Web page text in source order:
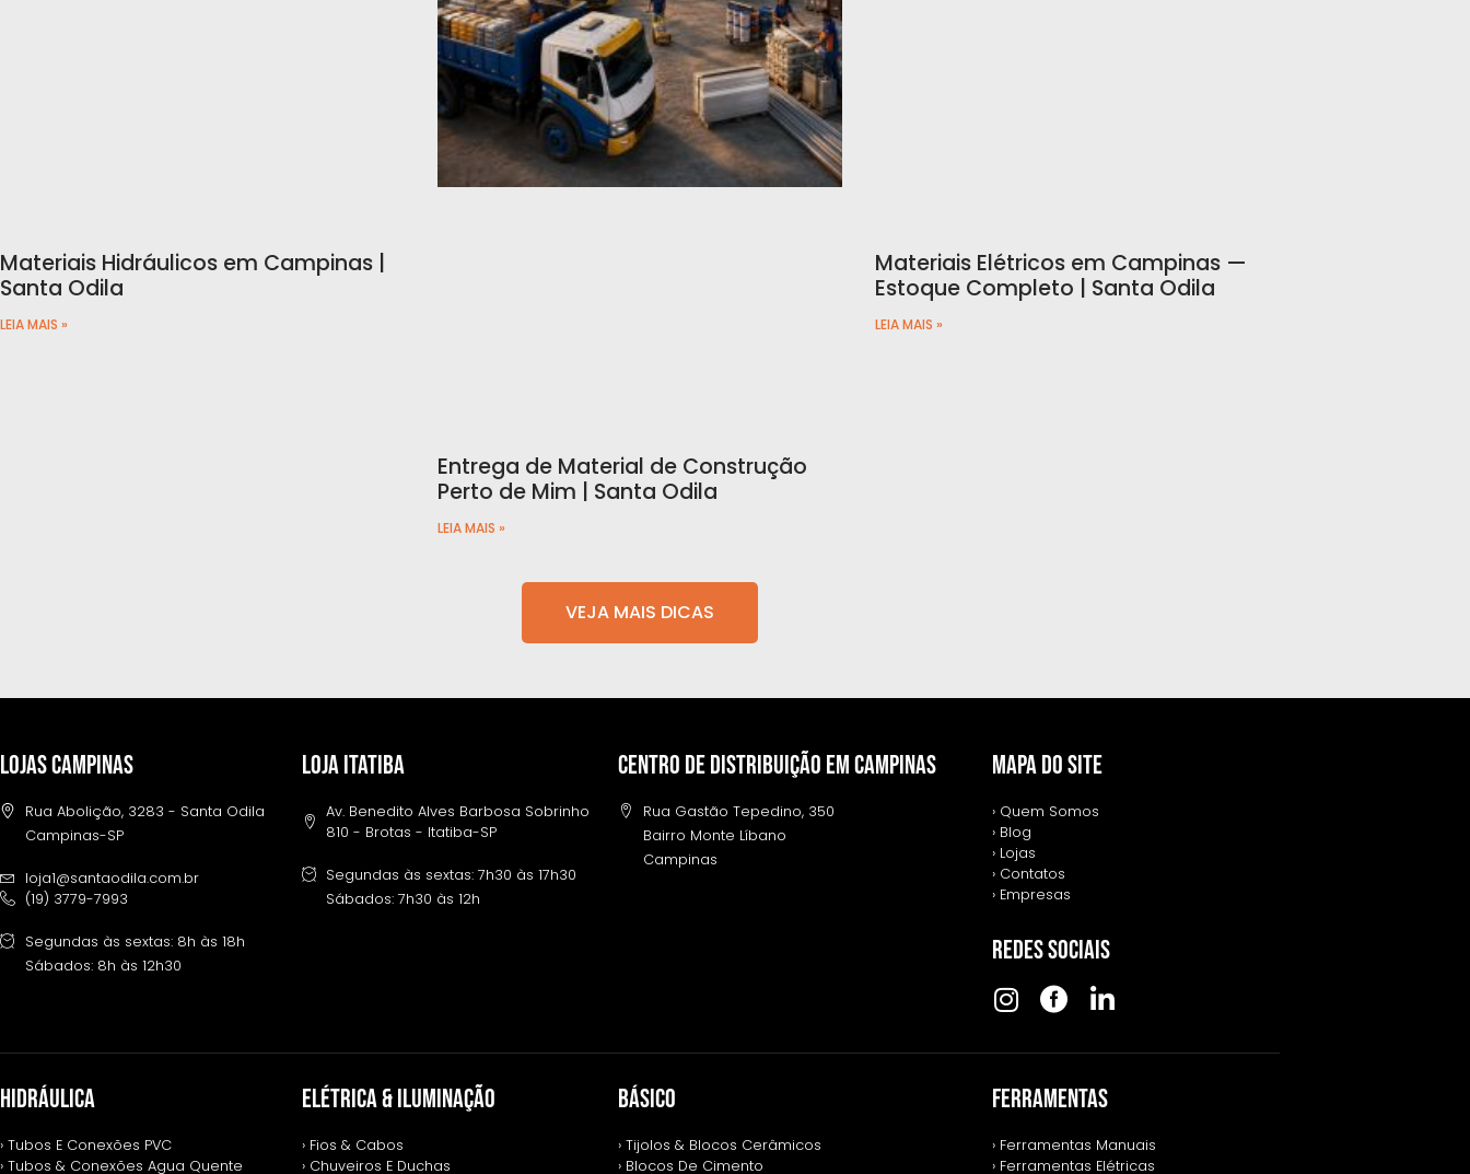
Materiais Hidráulicos em Campinas |
Santa Odila
LEIA MAIS »
Entrega de Material de Construção
Perto de Mim | Santa Odila
LEIA MAIS »
Materiais Elétricos em Campinas —
Estoque Completo | Santa Odila
LEIA MAIS »
VEJA MAIS DICAS
LOJAS CAMPINAS
Rua Abolição, 3283 - Santa Odila
Campinas-SP
loja1@santaodila.com.br
(19) 3779-7993
Segundas às sextas: 8h às 18h
Sábados: 8h às 12h30
LOJA ITATIBA
Av. Benedito Alves Barbosa Sobrinho
810 - Brotas - Itatiba-SP
Segundas às sextas: 7h30 às 17h30
Sábados: 7h30 às 12h
Centro de distribuição em campinas
Rua Gastão Tepedino, 350
Bairro Monte Líbano
Campinas
MAPA DO SITE
› Quem Somos
› Blog
› Lojas
› Contatos
› Empresas
REDES SOCIAIS
HIDRÁULICA
› Tubos E Conexões PVC
› Tubos & Conexões Agua Quente
ELÉTRICA & ILUMINAÇÃO
› Fios & Cabos
› Chuveiros E Duchas
BÁSICO
› Tijolos & Blocos Cerâmicos
› Blocos De Cimento
FERRAMENTAS
› Ferramentas Manuais
› Ferramentas Elétricas